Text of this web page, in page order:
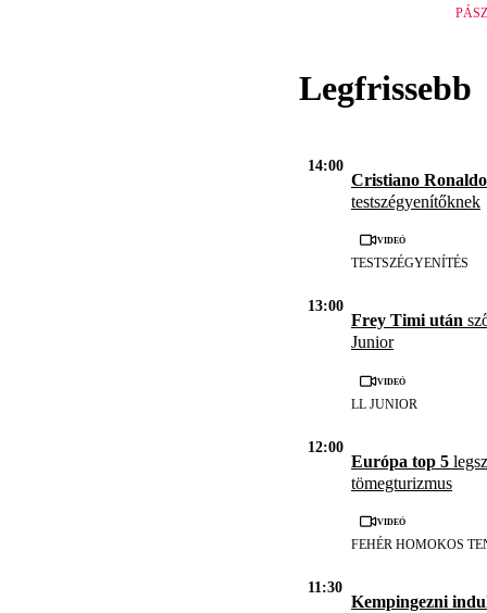
Legfrissebb
14:00
Cristiano
testszégyenítőknek
Videó
TESTSZÉGYENÍTÉS
13:00
Frey Timi után
Junior
Videó
LL JUNIOR
12:00
Európa top 5
tömegturizmus
Videó
FEHÉR HOMOKOS
11:30
Kempingezni